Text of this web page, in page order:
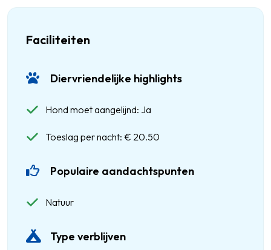
Faciliteiten
Diervriendelijke highlights
Hond moet aangelijnd: Ja
Toeslag per nacht: € 20.50
Populaire aandachtspunten
Natuur
Type verblijven